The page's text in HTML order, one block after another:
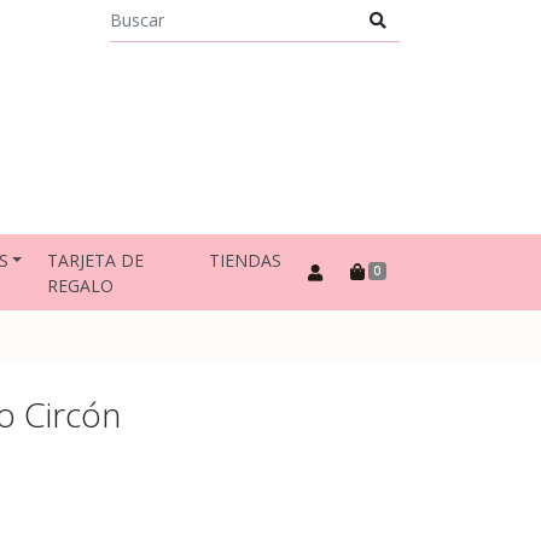
TARJETA DE
REGALO
TIENDAS 0
Circón